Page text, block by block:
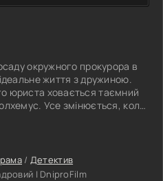
окружного прокурора в
життя з дружиною.
юриста ховається таємний
Усе змінюється, коли
Він опиняється перед
приховуючи зв'язок з
правду. З кожним
тільки заплутують
/ Детектив
| DniproFilm